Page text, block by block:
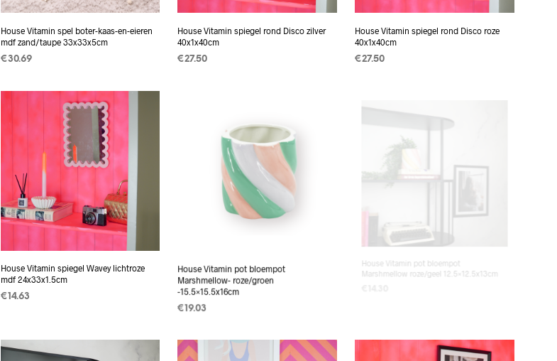
House Vitamin spel boter-kaas-en-eieren
mdf zand/taupe 33x33x5cm
€30.69
WINKELWAGEN
House Vitamin spiegel rond Disco zilver
40x1x40cm
€27.50
House Vitamin spiegel rond Disco roze
40x1x40cm
€27.50
House Vitamin spiegel Wavey lichtroze
mdf 24x33x1.5cm
€ 14.63
House Vitamin pot bloempot
Marshmellow- roze/groen
-15.5×15.5x16cm
€19.03
WINKELWAGEN
House Vitamin pot bloempot
Marshmellow roze/geel 12.5×12.5x13cm